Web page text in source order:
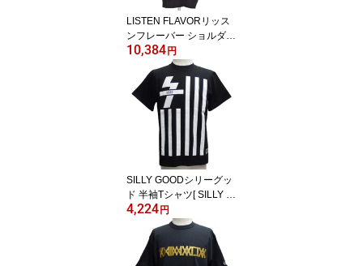
LISTEN FLAVORリッス
ンフレーバー ショルダー
ジップチャイナシャツ[
タイガー＆ドラゴン ]LF2
213546【送料無料】
10,384 円
SILLY GOODシリーグッ
ド 半袖Tシャツ[ SILLY B
UILDING ]SG15-SU1TE1
4,224 円